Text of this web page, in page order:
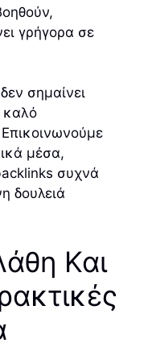
γρήγορα σε
σημαίνει
καλό
μέσα,
συχνά
δουλειά
Και